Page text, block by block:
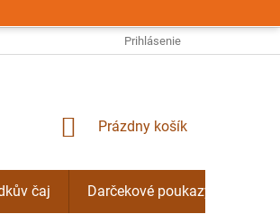
PODMIENKY OCHRANY OSOBNÝCH
Prihlásenie
NÁKUPNÝ
Prázdny košík
čaj Darčekové poukazy